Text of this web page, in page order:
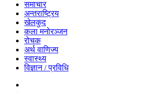
समाचार
अन्तराष्ट्रिय
खेलकुद
कला मनोरञ्जन
रोचक
अर्थ वाणिज्य
स्वास्थ्य
विज्ञान / प्रविधि